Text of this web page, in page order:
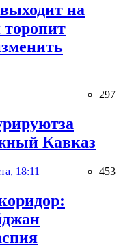
на
297
Кавказ
18:11 453